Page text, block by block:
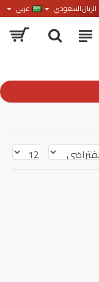
الريال السعودي عربي